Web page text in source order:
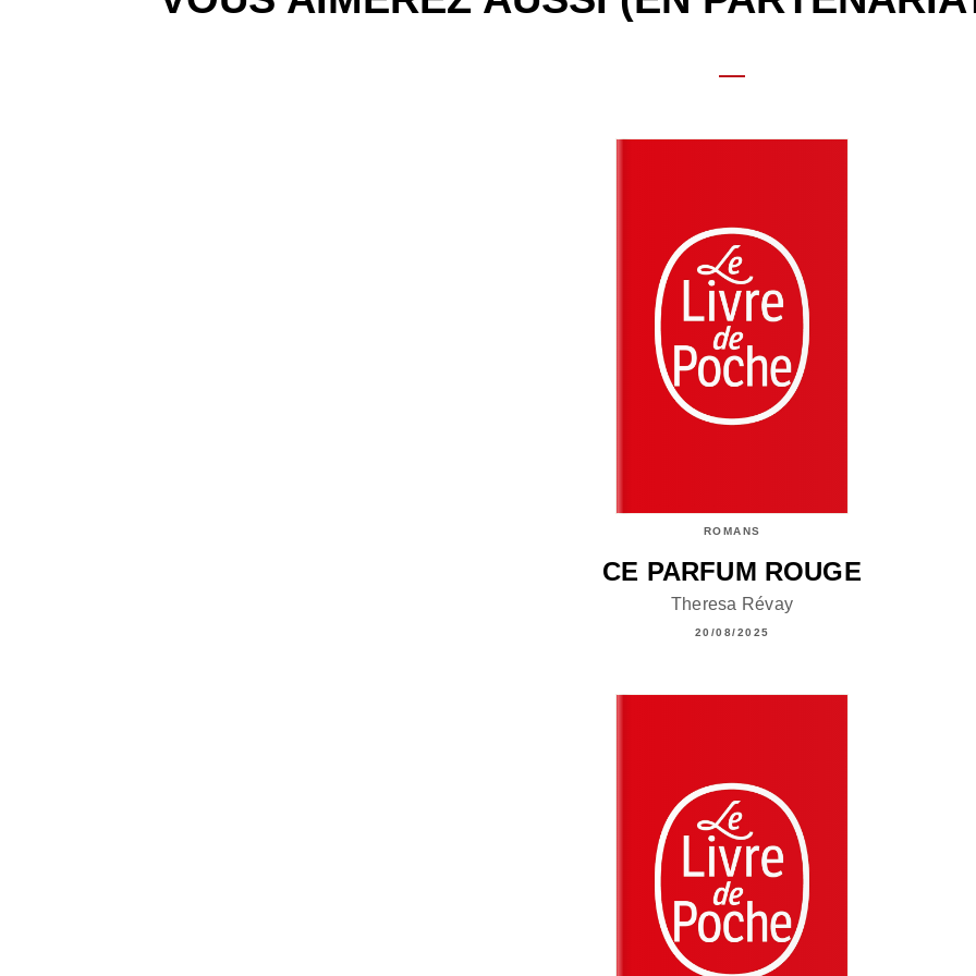
ROMANS
CE PARFUM ROUGE
Theresa Révay
20/08/2025